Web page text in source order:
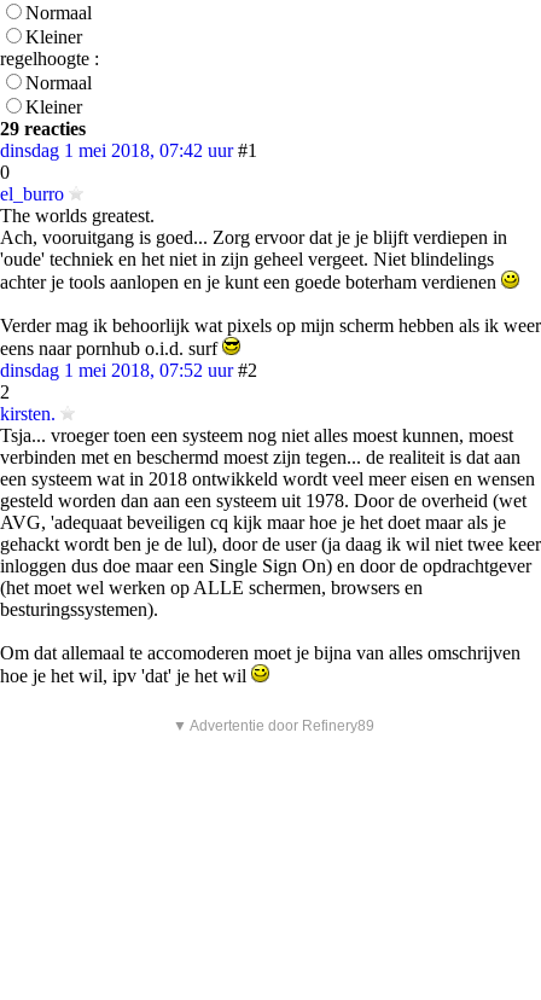
Normaal
Kleiner
regelhoogte :
Normaal
Kleiner
29 reacties
dinsdag 1 mei 2018, 07:42 uur #1
0
el_burro
The worlds greatest.
Ach, vooruitgang is goed... Zorg ervoor dat je je blijft verdiepen in
'oude' techniek en het niet in zijn geheel vergeet. Niet blindelings
achter je tools aanlopen en je kunt een goede boterham verdienen
Verder mag ik behoorlijk wat pixels op mijn scherm hebben als ik weer
eens naar pornhub o.i.d. surf
dinsdag 1 mei 2018, 07:52 uur #2
2
kirsten.
Tsja... vroeger toen een systeem nog niet alles moest kunnen, moest
verbinden met en beschermd moest zijn tegen... de realiteit is dat aan
een systeem wat in 2018 ontwikkeld wordt veel meer eisen en wensen
gesteld worden dan aan een systeem uit 1978. Door de overheid (wet
AVG, 'adequaat beveiligen cq kijk maar hoe je het doet maar als je
gehackt wordt ben je de lul), door de user (ja daag ik wil niet twee keer
inloggen dus doe maar een Single Sign On) en door de opdrachtgever
(het moet wel werken op ALLE schermen, browsers en
besturingssystemen).
Om dat allemaal te accomoderen moet je bijna van alles omschrijven
hoe je het wil, ipv 'dat' je het wil
▼ Advertentie door Refinery89